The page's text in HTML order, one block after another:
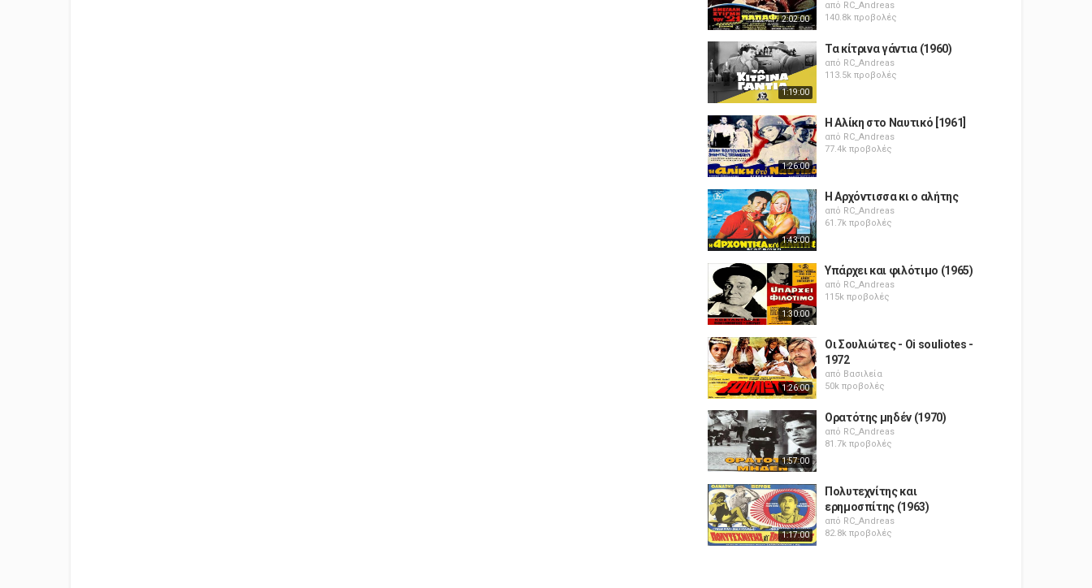
2:02:00
από RC_Andreas
140.8k προβολές
1:19:00
Τα κίτρινα γάντια (1960)
από RC_Andreas
113.5k προβολές
1:26:00
Η Αλίκη στο Ναυτικό [1961]
από RC_Andreas
77.4k προβολές
1:43:00
Η Αρχόντισσα κι ο αλήτης
από RC_Andreas
61.7k προβολές
1:30:00
Υπάρχει και φιλότιμο (1965)
από RC_Andreas
115k προβολές
1:26:00
Οι Σουλιώτες - Oi souliotes -
1972
από Βασιλεία
50k προβολές
1:57:00
Ορατότης μηδέν (1970)
από RC_Andreas
81.7k προβολές
1:17:00
Πολυτεχνίτης και
ερημοσπίτης (1963)
από RC_Andreas
82.8k προβολές